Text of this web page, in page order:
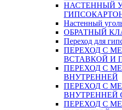
НАСТЕННЫЙ
Настенный
ОБРАТНЫЙ
Переход для
ПЕРЕХОД С
ВСТАВКОЙ И
ПЕРЕХОД С
ВНУТРЕННЕЙ
ПЕРЕХОД С
ВНУТРЕННЕЙ
ПЕРЕХОД С